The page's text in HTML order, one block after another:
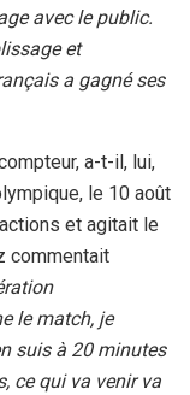
avec le public.
et
a gagné ses
a-t-il, lui,
le 10 août
et agitait le
commentait
le match, je
suis à 20 minutes
ce qui va venir va